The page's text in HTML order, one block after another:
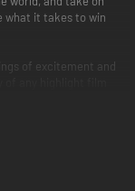
what it takes to win
of excitement and
audio settings at